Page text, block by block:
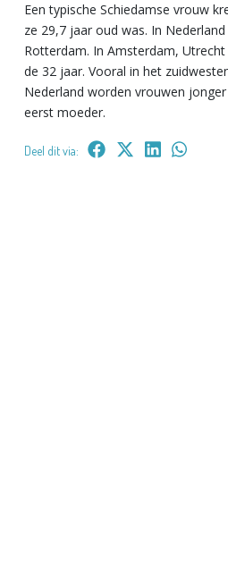
Een typische Schiedamse vrouw
ze 29,7 jaar oud was. In
Rotterdam. In Amsterdam,
de 32 jaar. Vooral in het
Nederland worden vrouwen
eerst moeder.
Deel dit via: